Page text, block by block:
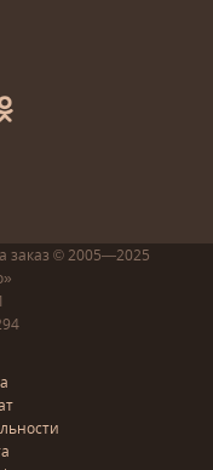
заказ © 2005—2025